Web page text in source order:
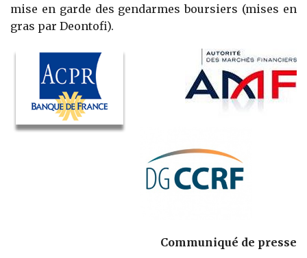
mise en garde des gendarmes boursiers (mises en
gras par Deontofi).
Communiqué de presse